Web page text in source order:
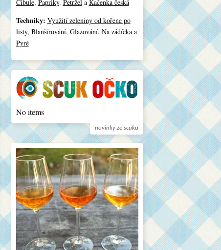
Cibule, Papriky. Petržela Kačenka česká
Techniky: Využití zeleniny od kořene po
listy, Blanšírování, Glazování, Na zádíčkaa
Pyré
novinky ze scuku
No items